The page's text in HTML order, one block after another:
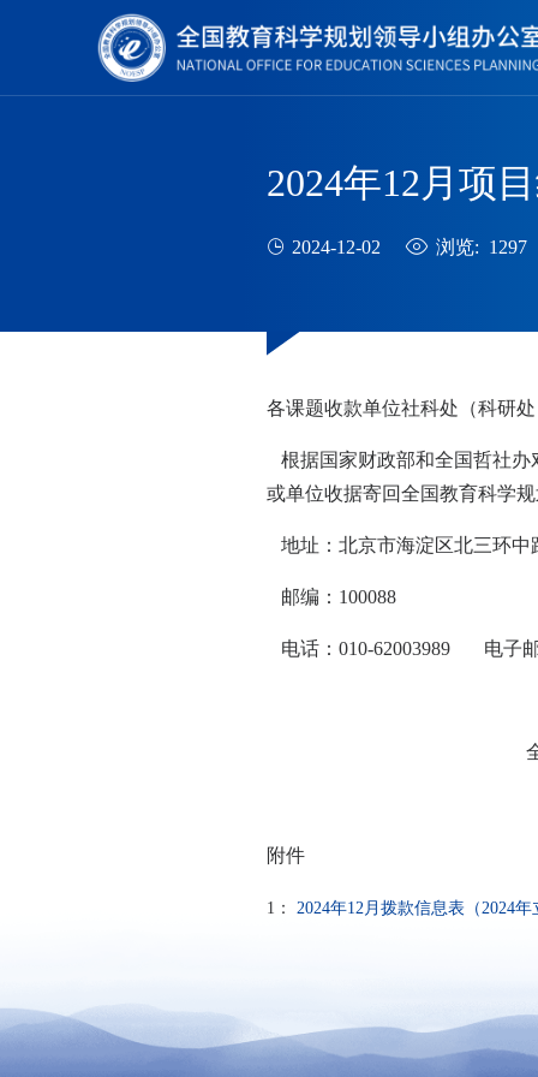
2024年12月项
2024-12-02 浏览: 1297
各课题收款单位社科处（科研
根据国家财政部和全国哲社办
或单位收据寄回全国教育科学
地址：北京市海淀区北三环
邮编：100088
电话：010-62003989 电子邮
全国教育科学规
附件
1： 2024年12月拨款信息表（2024